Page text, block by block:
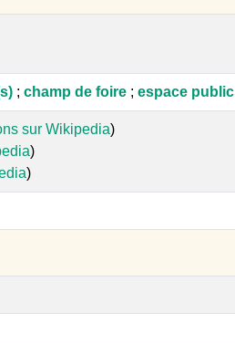
; champ de foire ; espace public
sur Wikipedia)
)
)